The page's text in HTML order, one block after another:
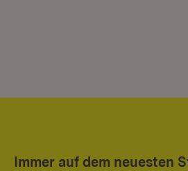
Immer auf dem neuesten